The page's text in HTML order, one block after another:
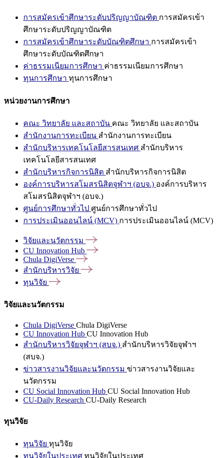
การสมัครเข้าศึกษาระดับปริญญาบัณฑิต การสมัครเข้า
ศึกษาระดับปริญญาบัณฑิต
การสมัครเข้าศึกษาระดับบัณฑิตศึกษา การสมัครเข้า
ศึกษาระดับบัณฑิตศึกษา
ค่าธรรมเนียมการศึกษา ค่าธรรมเนียมการศึกษา
ทุนการศึกษา ทุนการศึกษา
หน่วยงานการศึกษา
คณะ วิทยาลัย และสถาบัน คณะ วิทยาลัย และสถาบัน
สำนักงานการทะเบียน สำนักงานการทะเบียน
สำนักบริหารเทคโนโลยีสารสนเทศ สำนักบริหาร
เทคโนโลยีสารสนเทศ
สำนักบริหารกิจการนิสิต สำนักบริหารกิจการนิสิต
องค์การบริหารสโมสรนิสิตจุฬาฯ (อบจ.) องค์การบริหาร
สโมสรนิสิตจุฬาฯ (อบจ.)
ศูนย์การศึกษาทั่วไป ศูนย์การศึกษาทั่วไป
การประเมินออนไลน์ (MCV) การประเมินออนไลน์ (MCV)
วิจัยและนวัตกรรม
CU Innovation Hub
Chula DigiVerse
สำนักบริหารวิจัย
ทุนวิจัย
วิจัยและนวัตกรรม
Chula DigiVerse Chula DigiVerse
CU Innovation Hub CU Innovation Hub
สำนักบริหารวิจัยจุฬาฯ (สบจ.) สำนักบริหารวิจัยจุฬาฯ
(สบจ.)
ข่าวสารงานวิจัยและนวัตกรรม ข่าวสารงานวิจัยและ
นวัตกรรม
CU Social Innovation Hub CU Social Innovation Hub
CU-Daily Research CU-Daily Research
ทุนวิจัย
ทุนวิจัย ทุนวิจัย
ทุนวิจัยในประเทศ ทุนวิจัยในประเทศ